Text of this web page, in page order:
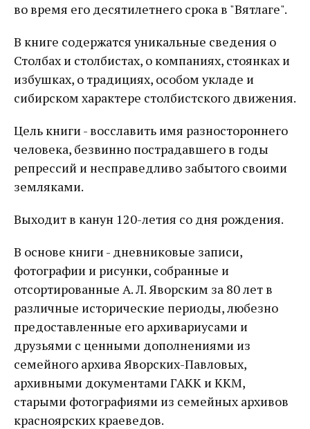
во время его десятилетнего срока в "Вятлаге".
В книге содержатся уникальные сведения о
Столбах и столбистах, о компаниях, стоянках и
избушках, о традициях, особом укладе и
сибирском характере столбистского движения.
Цель книги - восславить имя разностороннего
человека, безвинно пострадавшего в годы
репрессий и несправедливо забытого своими
земляками.
Выходит в канун 120-летия со дня рождения.
В основе книги - дневниковые записи,
фотографии и рисунки, собранные и
отсортированные А. Л. Яворским за 80 лет в
различные исторические периоды, любезно
предоставленные его архивариусами и
друзьями с ценными дополнениями из
семейного архива Яворских-Павловых,
архивными документами ГАКК и ККМ,
старыми фотографиями из семейных архивов
красноярских краеведов.